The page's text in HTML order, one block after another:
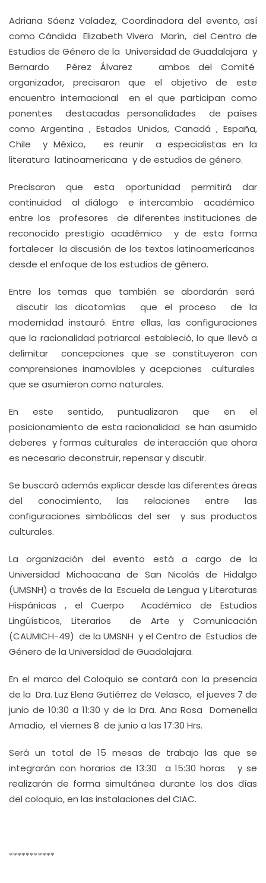
Adriana Sáenz Valadez, Coordinadora del evento, así
como Cándida Elizabeth Vivero Marín, del Centro de
Estudios de Género de la Universidad de Guadalajara y
Bernardo Pérez Álvarez ambos del Comité
organizador, precisaron que el objetivo de este
encuentro internacional en el que participan como
ponentes destacadas personalidades de países
como Argentina , Estados Unidos, Canadá , España,
Chile y México, es reunir a especialistas en la
literatura latinoamericana y de estudios de género.
Precisaron que esta oportunidad permitirá dar
continuidad al diálogo e intercambio académico
entre los profesores de diferentes instituciones de
reconocido prestigio académico y de esta forma
fortalecer la discusión de los textos latinoamericanos
desde el enfoque de los estudios de género.
Entre los temas que también se abordarán será
discutir las dicotomías que el proceso de la
modernidad instauró. Entre ellas, las configuraciones
que la racionalidad patriarcal estableció, lo que llevó a
delimitar concepciones que se constituyeron con
comprensiones inamovibles y acepciones culturales
que se asumieron como naturales.
En este sentido, puntualizaron que en el
posicionamiento de esta racionalidad se han asumido
deberes y formas culturales de interacción que ahora
es necesario deconstruir, repensar y discutir.
Se buscará además explicar desde las diferentes áreas
del conocimiento, las relaciones entre las
configuraciones simbólicas del ser y sus productos
culturales.
La organización del evento está a cargo de la
Universidad Michoacana de San Nicolás de Hidalgo
(UMSNH) a través de la Escuela de Lengua y Literaturas
Hispánicas , el Cuerpo Académico de Estudios
Lingüísticos, Literarios de Arte y Comunicación
(CAUMICH-49) de la UMSNH y el Centro de Estudios de
Género de la Universidad de Guadalajara.
En el marco del Coloquio se contará con la presencia
de la Dra. Luz Elena Gutiérrez de Velasco, el jueves 7 de
junio de 10:30 a 11:30 y de la Dra. Ana Rosa Domenella
Amadio, el viernes 8 de junio a las 17:30 Hrs.
Será un total de 15 mesas de trabajo las que se
integrarán con horarios de 13:30 a 15:30 horas y se
realizarán de forma simultánea durante los dos días
del coloquio, en las instalaciones del CIAC.
***********